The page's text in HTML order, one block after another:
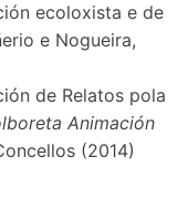
ecoloxista e de
e Nogueira,
de Relatos pola
Animación
(2014)